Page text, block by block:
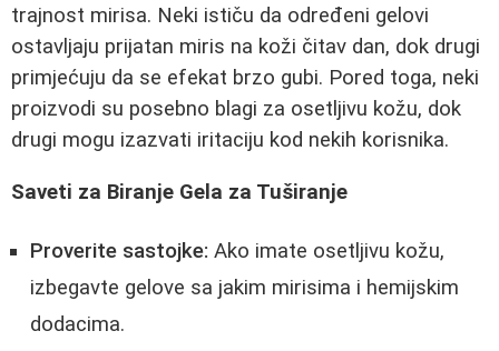
trajnost mirisa. Neki ističu da određeni gelovi
ostavljaju prijatan miris na koži čitav dan, dok drugi
primjećuju da se efekat brzo gubi. Pored toga, neki
proizvodi su posebno blagi za osetljivu kožu, dok
drugi mogu izazvati iritaciju kod nekih korisnika.
Saveti za Biranje Gela za Tuširanje
Proverite sastojke: Ako imate osetljivu kožu,
izbegavte gelove sa jakim mirisima i hemijskim
dodacima.